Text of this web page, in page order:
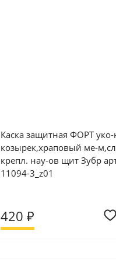
Каска защитная ФОРТ
козырек,храповый ме-
крепл. нау-ов щит Зубр
11094-3_z01
420 ₽